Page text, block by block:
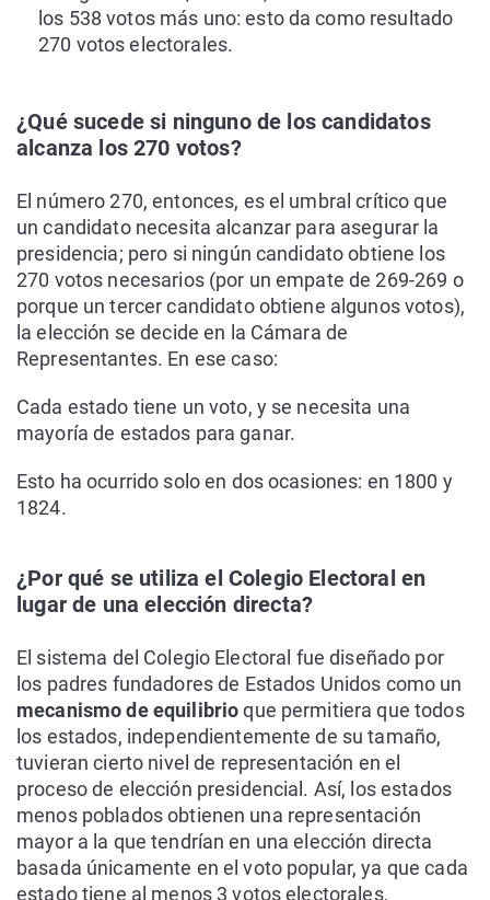
los 538 votos más uno: esto da como resultado
270 votos electorales.
¿Qué sucede si ninguno de los candidatos
alcanza los 270 votos?
El número 270, entonces, es el umbral crítico que
un candidato necesita alcanzar para asegurar la
presidencia; pero si ningún candidato obtiene los
270 votos necesarios (por un empate de 269-269 o
porque un tercer candidato obtiene algunos votos),
la elección se decide en la Cámara de
Representantes. En ese caso:
Cada estado tiene un voto, y se necesita una
mayoría de estados para ganar.
Esto ha ocurrido solo en dos ocasiones: en 1800 y
1824.
¿Por qué se utiliza el Colegio Electoral en
lugar de una elección directa?
El sistema del Colegio Electoral fue diseñado por
los padres fundadores de Estados Unidos como un
mecanismo de equilibrioque permitiera que todos
los estados, independientemente de su tamaño,
tuvieran cierto nivel de representación en el
proceso de elección presidencial. Así, los estados
menos poblados obtienen una representación
mayor a la que tendrían en una elección directa
basada únicamente en el voto popular, ya que cada
estado tiene al menos 3 votos electorales,